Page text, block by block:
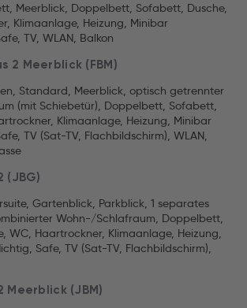
Meerblick, Doppelbett, Sofabett, Dusche,
Klimaanlage, Heizung, Minibar
TV, WLAN, Balkon
2 Meerblick (FBM)
Standard, Meerblick, optisch getrennter
(mit Schiebetür), Doppelbett, Sofabett,
Klimaanlage, Heizung, Minibar
TV (Sat-TV, Flachbildschirm), WLAN,
(JBG)
Gartenblick, Parkblick, 1 separates
Wohn-/Schlafraum, Doppelbett,
WC, Haartrockner, Klimaanlage, Heizung,
Safe, TV (Sat-TV, Flachbildschirm),
Meerblick (JBM)